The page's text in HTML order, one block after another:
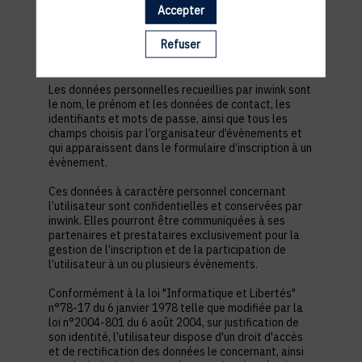
s’inscrire à un évènement, d’accéder au site d’un
évènement, et de consulter les informations
relatives à l’organisation pratique et logistique d’un
Les données personnelles recueillies par inwink sont
le nom, le prénom et les données de contact, les
identifiants et mots de passe, ainsi que tous les
champs choisis par l’organisateur d’évènements et
qui apparaissent dans le formulaire d’inscription à un
évènement.
Ces données à caractère personnel concernant
l’utilisateur sont confidentielles et conservées par
inwink. Elles pourront être communiquées à ses
partenaires et prestataires exclusivement pour la
gestion de l’inscription et de la participation de
l’utilisateur à un ou plusieurs évènements.
Conformément à la loi "Informatique et Libertés"
n°78-17 du 6 janvier 1978 telle que modifiée par la
loi n°2004-801 du 6 août 2004, sur justification de
son identité, l’utilisateur dispose d'un droit d'accès
et de rectification des données le concernant, ainsi
Accepter
Refuser